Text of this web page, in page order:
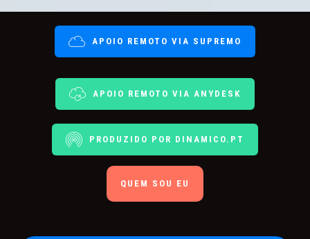
APOIO REMOTO VIA SUPREMO
APOIO REMOTO VIA ANYDESK
PRODUZIDO POR DINAMICO.PT
QUEM SOU EU